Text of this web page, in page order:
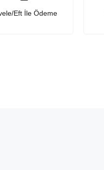
Eft İle Ödeme